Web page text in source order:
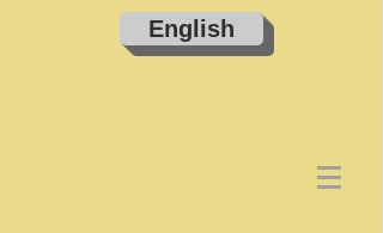
English